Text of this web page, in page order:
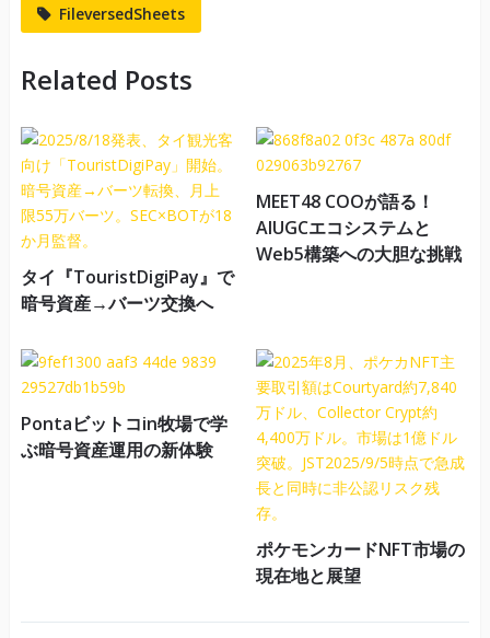
タイ『TouristDigiPay』で
暗号資産→バーツ交換へ
AIUGCエコシステムと
Web5構築への大胆な挑戦
ぶ暗号資産運用の新体験
ポケモンカードNFT市場の
現在地と展望